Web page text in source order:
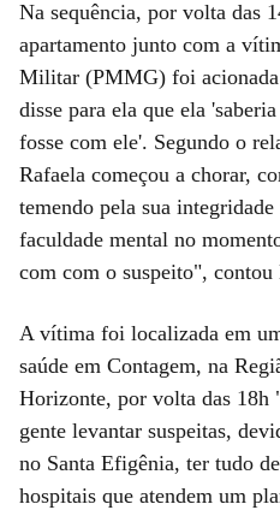
Na sequência, por volta das
apartamento junto com a
Militar (PMMG) foi
disse para ela que ela
fosse com ele'. Segundo o
Rafaela começou a chorar,
temendo pela sua
faculdade mental no
com com o suspeito", contou
A vítima foi localizada em
saúde em Contagem, na
Horizonte, por volta das
gente levantar suspeitas,
no Santa Efigênia, ter tudo
hospitais que atendem um